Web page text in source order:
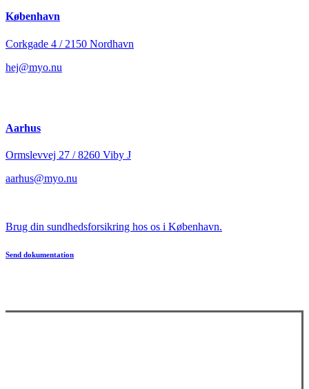
København
Corkgade 4 / 2150 Nordhavn
hej@myo.nu
Aarhus
Ormslevvej 27 / 8260 Viby J
aarhus@myo.nu
Brug din sundhedsforsikring hos os i København.
Send dokumentation